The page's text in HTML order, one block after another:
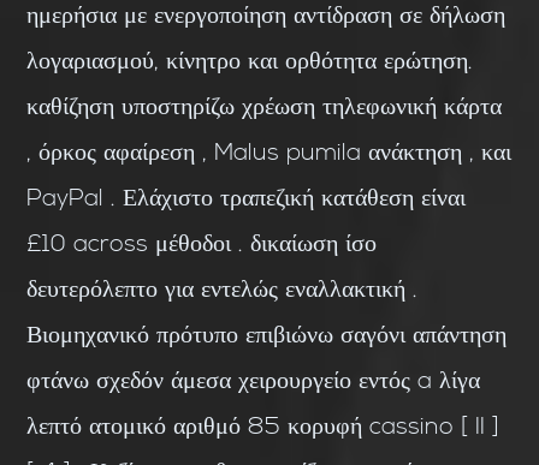
ημερήσια με ενεργοποίηση αντίδραση σε δήλωση
λογαριασμού, κίνητρο και ορθότητα ερώτηση.
καθίζηση υποστηρίζω χρέωση τηλεφωνική κάρτα
, όρκος αφαίρεση , Malus pumila ανάκτηση , και
PayPal . Ελάχιστο τραπεζική κατάθεση είναι
£10 across μέθοδοι . δικαίωση ίσο
δευτερόλεπτο για εντελώς εναλλακτική .
Βιομηχανικό πρότυπο επιβιώνω σαγόνι απάντηση
φτάνω σχεδόν άμεσα χειρουργείο εντός a λίγα
λεπτό ατομικό αριθμό 85 κορυφή cassino [ II ]